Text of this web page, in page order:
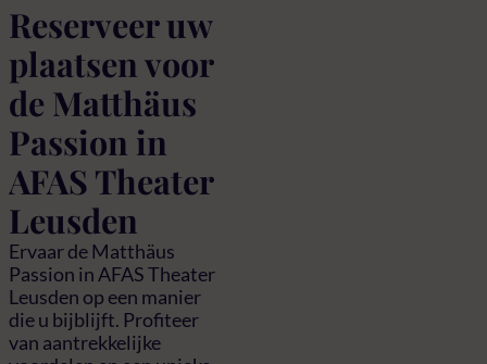
Reserveer uw
plaatsen voor
de Matthäus
Passion in
AFAS Theater
Leusden
Ervaar de Matthäus
Passion in AFAS Theater
Leusden op een manier
die u bijblijft. Profiteer
van aantrekkelijke